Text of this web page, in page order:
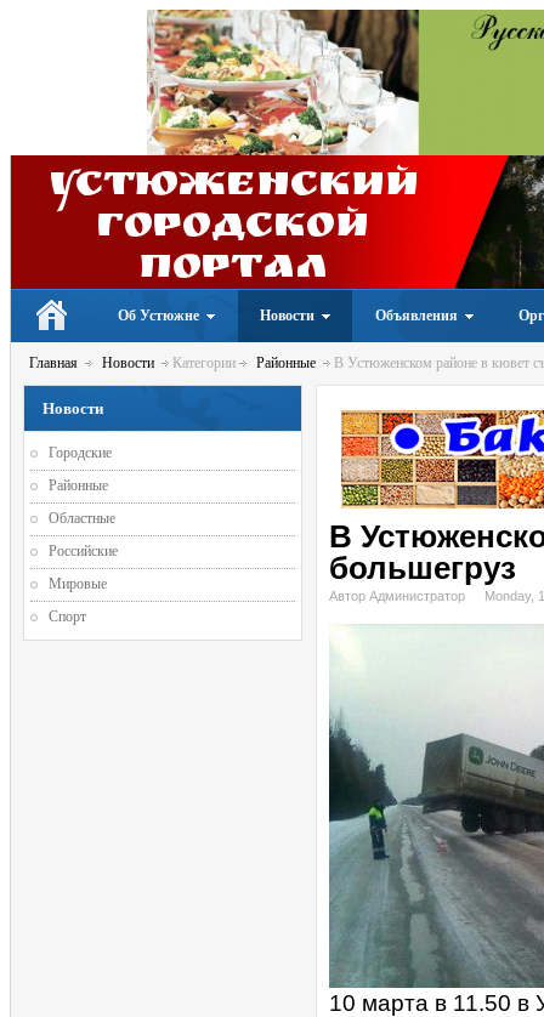
Устюженский
Городской
портал
Об Устюжне Новости Объявления
Главная Новости Категории Районные В Устюженском районе в кювет
В
большегруз
Автор Администратор Monday,
10 марта в 11.50 в
Новости
Городские
Районные
Областные
Российские
Мировые
Спорт